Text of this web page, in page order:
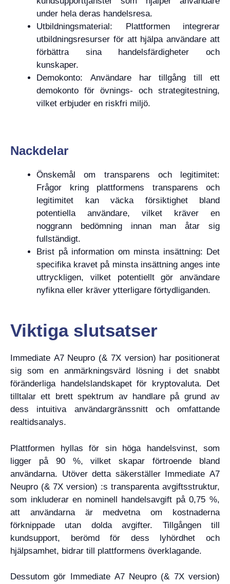
under hela deras handelsresa.
Utbildningsmaterial: Plattformen integrerar
utbildningsresurser för att hjälpa användare att
förbättra sina handelsfärdigheter och
kunskaper.
Demokonto: Användare har tillgång till ett
demokonto för övnings- och strategitestning,
vilket erbjuder en riskfri miljö.
Nackdelar
Önskemål om transparens och legitimitet:
Frågor kring plattformens transparens och
legitimitet kan väcka försiktighet bland
potentiella användare, vilket kräver en
noggrann bedömning innan man åtar sig
fullständigt.
Brist på information om minsta insättning: Det
specifika kravet på minsta insättning anges inte
uttryckligen, vilket potentiellt gör användare
nyfikna eller kräver ytterligare förtydliganden.
Viktiga slutsatser
Immediate A7 Neupro (& 7X version) har positionerat
sig som en anmärkningsvärd lösning i det snabbt
föränderliga handelslandskapet för kryptovaluta. Det
tilltalar ett brett spektrum av handlare på grund av
dess intuitiva användargränssnitt och omfattande
realtidsanalys.
Plattformen hyllas för sin höga handelsvinst, som
ligger på 90 %, vilket skapar förtroende bland
användarna. Utöver detta säkerställer Immediate A7
Neupro (& 7X version) :s transparenta avgiftsstruktur,
som inkluderar en nominell handelsavgift på 0,75 %,
att användarna är medvetna om kostnaderna
förknippade utan dolda avgifter. Tillgången till
kundsupport, berömd för dess lyhördhet och
hjälpsamhet, bidrar till plattformens överklagande.
Dessutom gör Immediate A7 Neupro (& 7X version)